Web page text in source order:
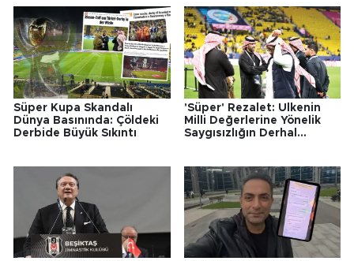
Süper Kupa Skandalı
Dünya Basınında: Çöldeki
Derbide Büyük Sıkıntı
'Süper' Rezalet: Ülkenin
Milli Değerlerine Yönelik
Saygısızlığın Derhal